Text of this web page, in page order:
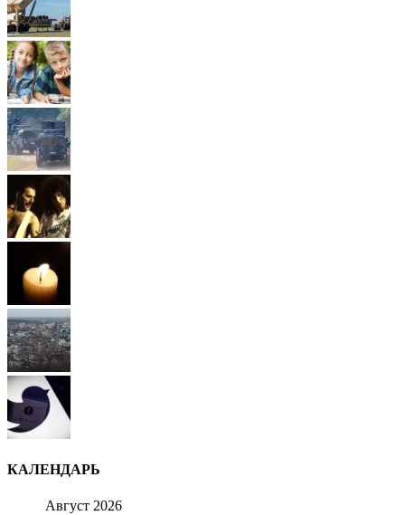
КАЛЕНДАРЬ
Август 2026